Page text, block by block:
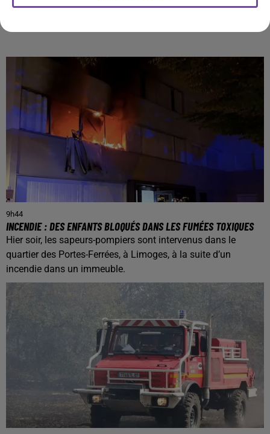
PRÈS DE CHEZ VOUS
9h44
INCENDIE : DES ENFANTS BLOQUÉS DANS LES FUMÉES TOXIQUES
Hier soir, les sapeurs-pompiers sont intervenus dans le
quartier des Portes-Ferrées, à Limoges, à la suite d’un
incendie dans un immeuble.